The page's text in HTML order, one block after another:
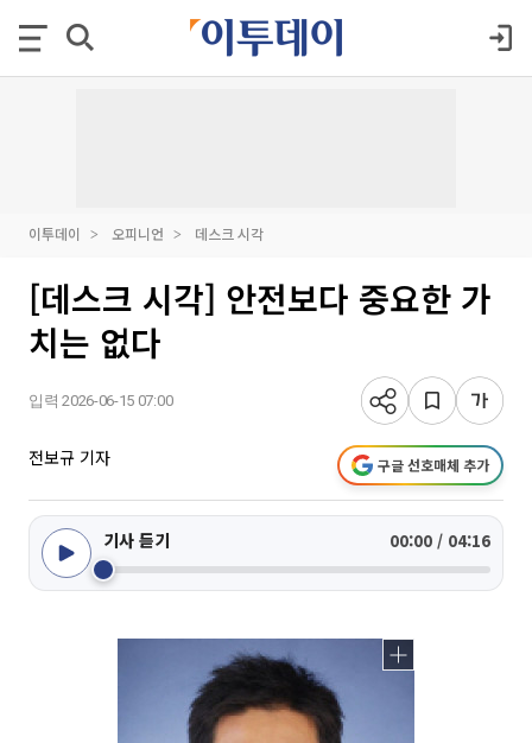
이투데이 오피니언 데스크 시각
[데스크 시각] 안전보다 중요한 가
치는 없다
입력 2026-06-15 07:00
전보규 기자 구글 선호매체 추가
기사 듣기 00:00 / 04:16